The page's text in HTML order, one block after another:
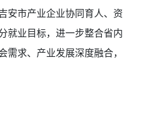
安市产业企业协同育人、资
就业目标，进一步整合省内
求、产业发展深度融合，